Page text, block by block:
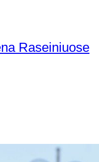
Raseiniuose